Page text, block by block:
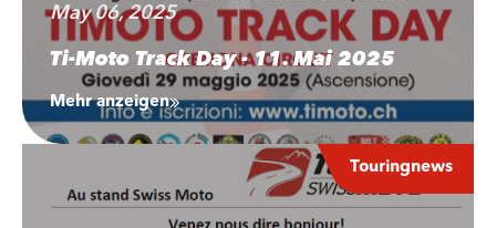
May 06, 2025
Ti-Moto Track Day - 11. Mai 2025
Mehr anzeigen
Touringnews